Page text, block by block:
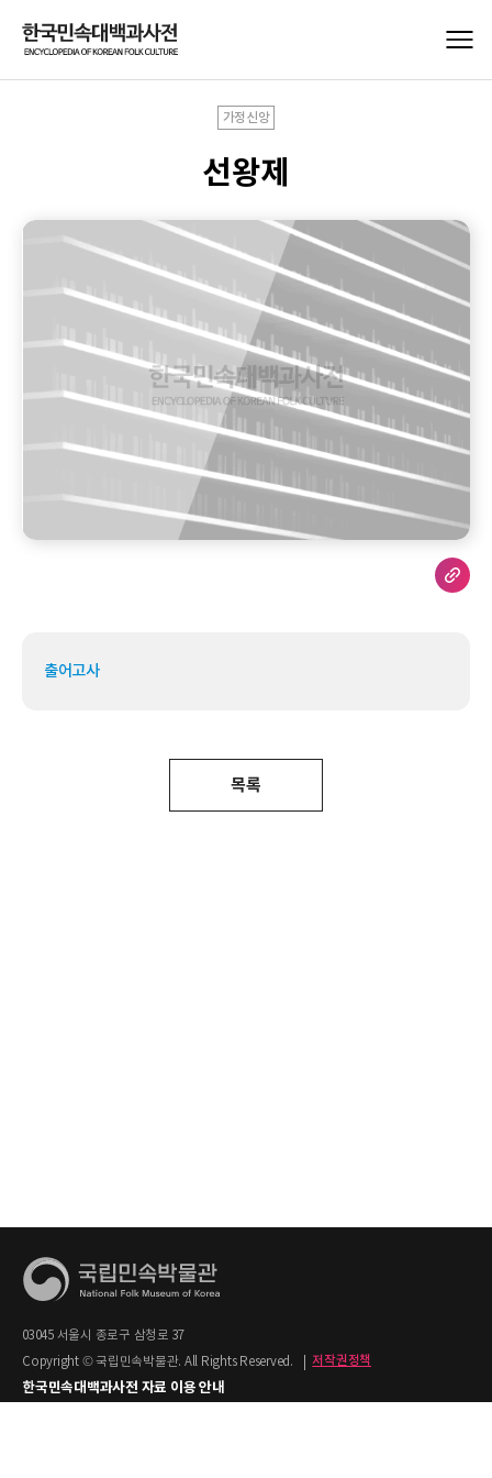
가정신앙
선왕제
출어고사
목록
03045 서울시 종로구 삼청로 37
Copyright © 국립민속박물관. All Rights Reserved.
저작권정책
한국민속대백과사전 자료 이용 안내